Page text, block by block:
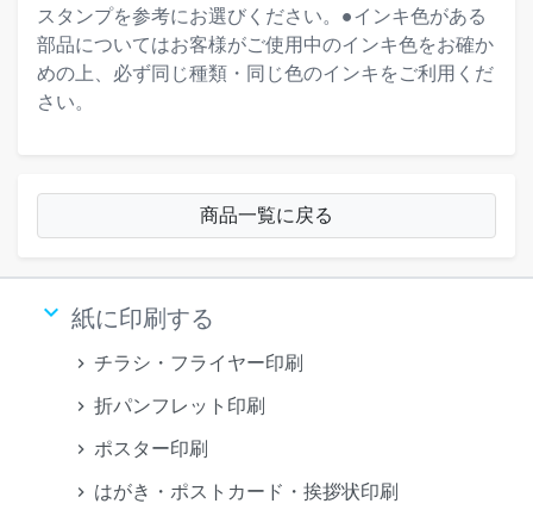
スタンプを参考にお選びください。●インキ色がある
部品についてはお客様がご使用中のインキ色をお確か
めの上、必ず同じ種類・同じ色のインキをご利用くだ
さい。
商品一覧に戻る
keyboard_arrow_down 紙に印刷する
チラシ・フライヤー印刷
折パンフレット印刷
ポスター印刷
はがき・ポストカード・挨拶状印刷